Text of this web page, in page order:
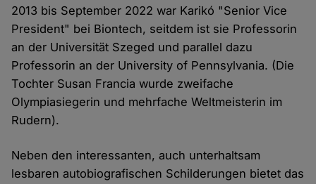
2013 bis September 2022 war Karikó "Senior Vice
President" bei Biontech, seitdem ist sie Professorin
an der Universität Szeged und parallel dazu
Professorin an der University of Pennsylvania. (Die
Tochter Susan Francia wurde zweifache
Olympiasiegerin und mehrfache Weltmeisterin im
Rudern).
Neben den interessanten, auch unterhaltsam
lesbaren autobiografischen Schilderungen bietet das